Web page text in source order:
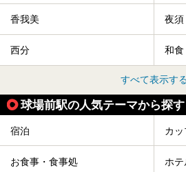
香我美 夜須
西分 和食
すべて表示す
球場前駅の人気テーマから探す
宿泊 カ
お食事・食事処 ホテ